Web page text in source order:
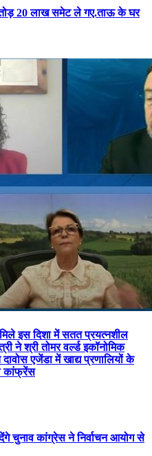
तोड़ 20 लाख समेट ले गए.ताऊ के घर
इस दिशा में सतत प्रयत्नशील
ने श्री तोमर वर्ल्ड इकॉनोमिक
एजेंडा में खाद्य प्रणालियों के
कांफ्रेंस
चुनाव कांग्रेस ने निर्वाचन आयोग से